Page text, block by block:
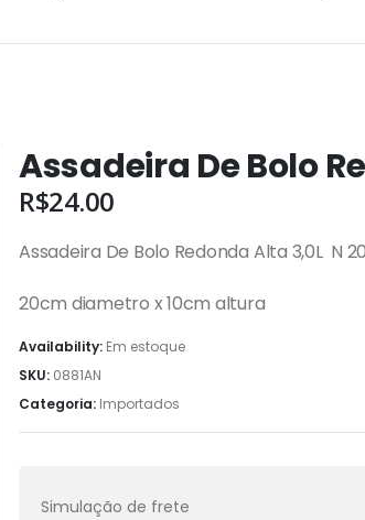
Assadeira De Bolo
R$24.00
Assadeira De Bolo Redonda Alta 3,0L N 20
20cm diametro x 10cm altura
Availability: Em estoque
SKU: 0881AN
Categoria: Importados
Simulação de frete